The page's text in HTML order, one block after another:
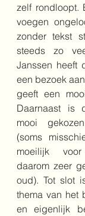
zelf rondloopt.
voegen
zonder tekst
steeds zo
Janssen heeft
een bezoek
geeft een
Daarnaast is
mooi
(soms
moeilijk
daarom zeer
oud). Tot slot
thema van het
en eigenlijk